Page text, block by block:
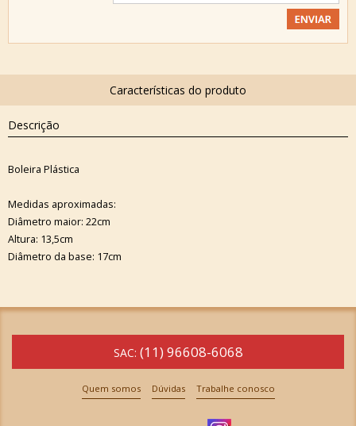
Descrição
Boleira Plástica
Medidas aproximadas:
Diâmetro maior: 22cm
Altura: 13,5cm
Diâmetro da base: 17cm
SAC: (11) 96608-6068
Quem somos Dúvidas Trabalhe conosco